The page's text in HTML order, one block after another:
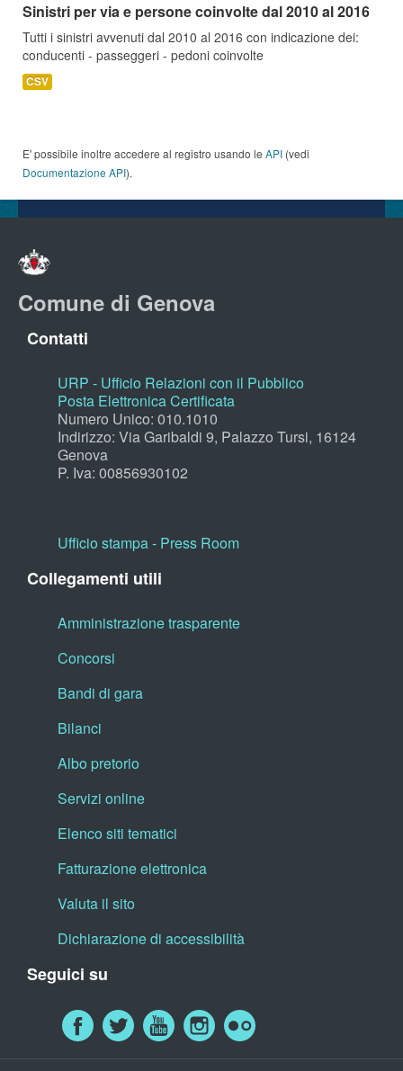
Sinistri per via e persone coinvolte dal 2010 al 2016
Tutti i sinistri avvenuti dal 2010 al 2016 con indicazione dei:
conducenti - passeggeri - pedoni coinvolte
CSV
E' possibile inoltre accedere al registro usando le API (vedi
Documentazione API).
Comune di Genova
Contatti
URP - Ufficio Relazioni con il Pubblico
Posta Elettronica Certificata
Numero Unico: 010.1010
Indirizzo: Via Garibaldi 9, Palazzo Tursi, 16124
Genova
P. Iva: 00856930102
Ufficio stampa - Press Room
Collegamenti utili
Amministrazione trasparente
Concorsi
Bandi di gara
Bilanci
Albo pretorio
Servizi online
Elenco siti tematici
Fatturazione elettronica
Valuta il sito
Dichiarazione di accessibilità
Seguici su